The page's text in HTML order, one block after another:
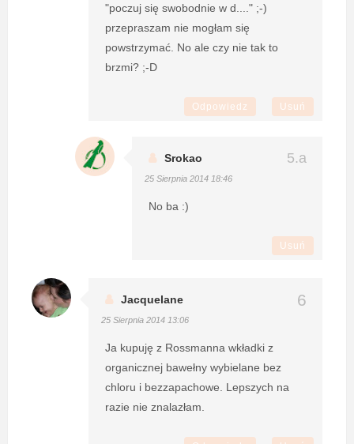
"poczuj się swobodnie w d...." ;-)
przepraszam nie mogłam się
powstrzymać. No ale czy nie tak to
brzmi? ;-D
Odpowiedz Usuń
Srokao
25 Sierpnia 2014 18:46
No ba :)
Usuń
Jacquelane
25 Sierpnia 2014 13:06
Ja kupuję z Rossmanna wkładki z
organicznej bawełny wybielane bez
chloru i bezzapachowe. Lepszych na
razie nie znalazłam.